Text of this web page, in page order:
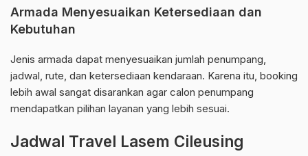
Armada Menyesuaikan Ketersediaan dan
Kebutuhan
Jenis armada dapat menyesuaikan jumlah penumpang,
jadwal, rute, dan ketersediaan kendaraan. Karena itu, booking
lebih awal sangat disarankan agar calon penumpang
mendapatkan pilihan layanan yang lebih sesuai.
Jadwal Travel Lasem Cileusing